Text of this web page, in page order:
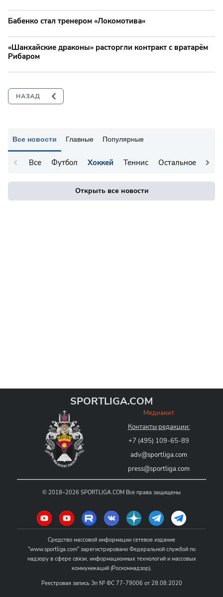
Все новости Главные Популярные
Все Футбол Хоккей Теннис Остальное
Открыть все новости
Бабенко стал тренером «Локомотива»
«Шанхайские драконы» расторгли контракт с вратарём
Рибаром
SPORTLIGA.COM
Медиакит
Контакты редакции:
+7 (495) 109-65-89
adv@sportliga.com
press@sportliga.com
© 2018–2026 SPORTLIGA.COM Все права защищены
Средство массовой информации сетевое издание
"www.sportliga.com" зарегистрировано Федеральной службой по
надзору в сфере связи, информационных технологий и массовых
коммуникаций (Роскомнадзор).
Реестровая запись Эл № ФС 77-79006 от 28.08.2020